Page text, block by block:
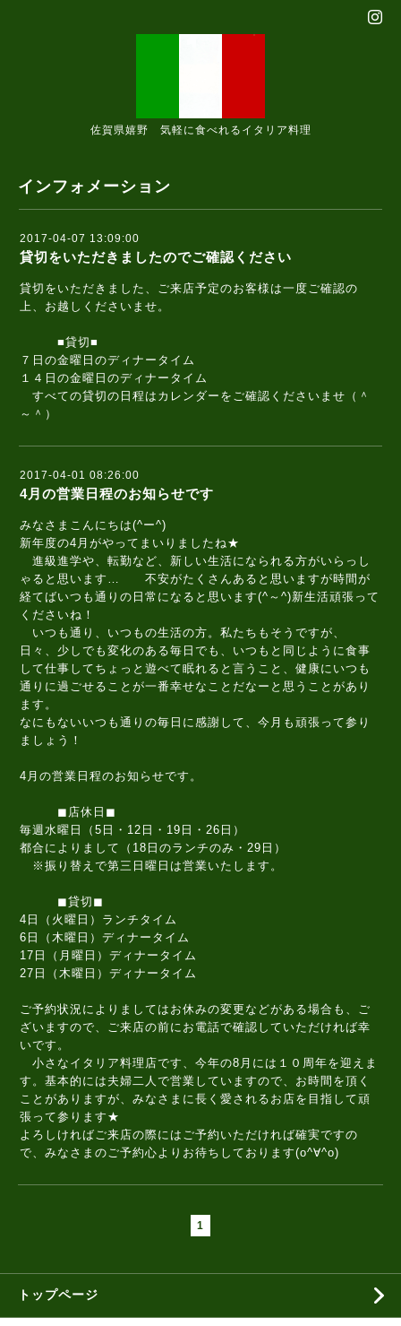
佐賀県嬉野 気軽に食べれるイタリア料理
インフォメーション
2017-04-07 13:09:00
貸切をいただきましたのでご確認ください
貸切をいただきました、ご来店予定のお客様は一度ご確認の
上、お越しくださいませ。
■貸切■
７日の金曜日のディナータイム
１４日の金曜日のディナータイム
すべての貸切の日程はカレンダーをご確認くださいませ（＾
～＾）
2017-04-01 08:26:00
4月の営業日程のお知らせです
みなさまこんにちは(^ー^)
新年度の4月がやってまいりましたね★
進級進学や、転勤など、新しい生活になられる方がいらっし
ゃると思います… 不安がたくさんあると思いますが時間が
経てばいつも通りの日常になると思います(^～^)新生活頑張って
くださいね！
いつも通り、いつもの生活の方。私たちもそうですが、
日々、少しでも変化のある毎日でも、いつもと同じように食事
して仕事してちょっと遊べて眠れると言うこと、健康にいつも
通りに過ごせることが一番幸せなことだなーと思うことがあり
ます。
なにもないいつも通りの毎日に感謝して、今月も頑張って参り
ましょう！
4月の営業日程のお知らせです。
◼店休日◼
毎週水曜日（5日・12日・19日・26日）
都合によりまして（18日のランチのみ・29日）
※振り替えで第三日曜日は営業いたします。
◼貸切◼
4日（火曜日）ランチタイム
6日（木曜日）ディナータイム
17日（月曜日）ディナータイム
27日（木曜日）ディナータイム
ご予約状況によりましてはお休みの変更などがある場合も、ご
ざいますので、ご来店の前にお電話で確認していただければ幸
いです。
小さなイタリア料理店です、今年の8月には１０周年を迎えま
す。基本的には夫婦二人で営業していますので、お時間を頂く
ことがありますが、みなさまに長く愛されるお店を目指して頑
張って参ります★
よろしければご来店の際にはご予約いただければ確実ですの
で、みなさまのご予約心よりお待ちしております(o^∀^o)
1
トップページ